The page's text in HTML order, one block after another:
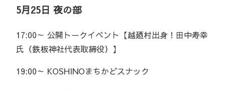
5月25日 夜の部
17:00～ 公開トークイベント【越廼村出身！田中寿幸
氏（鉄板神社代表取締役）】
19:00～ KOSHINOまちかどスナック